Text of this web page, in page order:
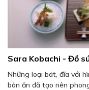
Sara Kobachi - Đồ
Những loại bát, đĩa với
bàn ăn đã tạo nên